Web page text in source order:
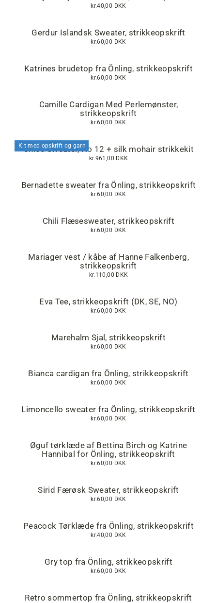
kr.40,00 DKK
Gerdur Islandsk Sweater, strikkeopskrift
kr.60,00 DKK
Katrines brudetop fra Önling, strikkeopskrift
kr.60,00 DKK
Camille Cardigan Med Perlemønster,
strikkeopskrift
kr.60,00 DKK
Kit med opskrift og garn
Chloé Sweater, No 12 + silk mohair strikkekit
kr.961,00 DKK
Bernadette sweater fra Önling, strikkeopskrift
kr.60,00 DKK
Chili Flæsesweater, strikkeopskrift
kr.60,00 DKK
Mariager vest / kåbe af Hanne Falkenberg,
strikkeopskrift
kr.110,00 DKK
Eva Tee, strikkeopskrift (DK, SE, NO)
kr.60,00 DKK
Marehalm Sjal, strikkeopskrift
kr.60,00 DKK
Bianca cardigan fra Önling, strikkeopskrift
kr.60,00 DKK
Limoncello sweater fra Önling, strikkeopskrift
kr.60,00 DKK
Øguf tørklæde af Bettina Birch og Katrine
Hannibal for Önling, strikkeopskrift
kr.60,00 DKK
Sirid Færøsk Sweater, strikkeopskrift
kr.60,00 DKK
Peacock Tørklæde fra Önling, strikkeopskrift
kr.40,00 DKK
Gry top fra Önling, strikkeopskrift
kr.60,00 DKK
Retro sommertop fra Önling, strikkeopskrift